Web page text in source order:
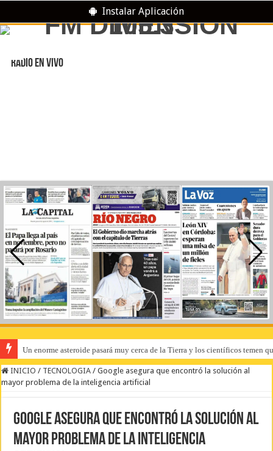
Instalar Aplicación
RADIO EN VIVO
Un enorme asteroide pasará muy cerca de la Tierra y los científicos temen
INICIO / TECNOLOGIA / Google asegura que encontró la solución al
mayor problema de la inteligencia artificial
Google asegura que encontró la solución al
mayor problema de la inteligencia